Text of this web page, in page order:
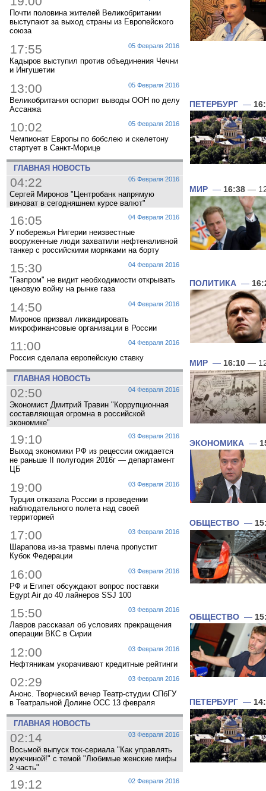
Почти половина жителей Великобритании
выступают за выход страны из Европейского
союза
05 Февраля 2016
17:55
Кадыров выступил против объединения Чечни
и Ингушетии
05 Февраля 2016
13:00
Великобритания оспорит выводы ООН по делу
Ассанжа
05 Февраля 2016
10:02
Чемпионат Европы по бобслею и скелетону
стартует в Санкт-Морице
ГЛАВНАЯ НОВОСТЬ
05 Февраля 2016
04:22
Сергей Миронов "Центробанк напрямую
виноват в сегодняшнем курсе валют"
04 Февраля 2016
16:05
У побережья Нигерии неизвестные
вооруженные люди захватили нефтеналивной
танкер с российскими моряками на борту
04 Февраля 2016
15:30
"Газпром" не видит необходимости открывать
ценовую войну на рынке газа
04 Февраля 2016
14:50
Миронов призвал ликвидировать
микрофинансовые организации в России
04 Февраля 2016
11:00
Россия сделала европейскую ставку
ГЛАВНАЯ НОВОСТЬ
04 Февраля 2016
02:50
Экономист Дмитрий Травин "Коррупционная
составляющая огромна в российской
экономике"
03 Февраля 2016
19:10
Выход экономики РФ из рецессии ожидается
не раньше II полугодия 2016г — департамент
ЦБ
03 Февраля 2016
19:00
Турция отказала России в проведении
наблюдательного полета над своей
территорией
03 Февраля 2016
17:00
Шарапова из-за травмы плеча пропустит
Кубок Федерации
03 Февраля 2016
16:00
РФ и Египет обсуждают вопрос поставки
Egypt Air до 40 лайнеров SSJ 100
03 Февраля 2016
15:50
Лавров рассказал об условиях прекращения
операции ВКС в Сирии
03 Февраля 2016
12:00
Нефтяникам укорачивают кредитные рейтинги
03 Февраля 2016
02:29
Анонс. Творческий вечер Театр-студии СПбГУ
в Театральной Долине ОСС 13 февраля
ГЛАВНАЯ НОВОСТЬ
03 Февраля 2016
02:14
Восьмой выпуск ток-сериала "Как управлять
мужчиной!" с темой "Любимые женские мифы
2 часть"
02 Февраля 2016
19:12
ПЕТЕРБУРГ —
МИР — 16:38 —
ПОЛИТИКА —
МИР — 16:10 —
ЭКОНОМИКА —
ОБЩЕСТВО —
ОБЩЕСТВО —
ПЕТЕРБУРГ —